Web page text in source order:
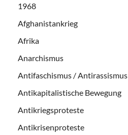
1968
Afghanistankrieg
Afrika
Anarchismus
Antifaschismus / Antirassismus
Antikapitalistische Bewegung
Antikriegsproteste
Antikrisenproteste